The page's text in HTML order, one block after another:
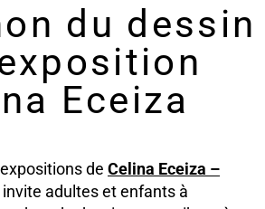
du dessin
Eceiza
de Celina Eceiza –
invite adultes et enfants à